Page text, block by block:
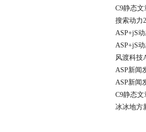
C9静态文
搜索动力
载
ASP+jS
ASP+jS
风渡科技
ASP新闻
ASP新闻
C9静态
冰冰地方